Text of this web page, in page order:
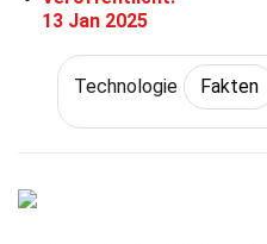
13 Jan 2025
Technologie Fakten